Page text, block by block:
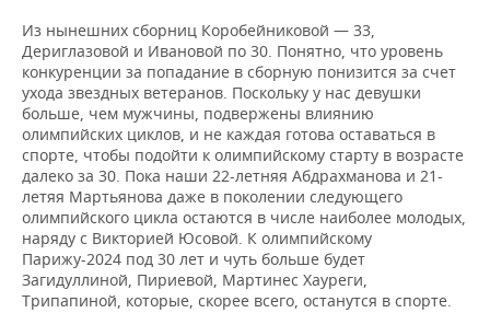
Из нынешних сборниц Коробейниковой — 33,
Дериглазовой и Ивановой по 30. Понятно, что уровень
конкуренции за попадание в сборную понизится за счет
ухода звездных ветеранов. Поскольку у нас девушки
больше, чем мужчины, подвержены влиянию
олимпийских циклов, и не каждая готова оставаться в
спорте, чтобы подойти к олимпийскому старту в возрасте
далеко за 30. Пока наши 22-летняя Абдрахманова и 21-
летяя Мартьянова даже в поколении следующего
олимпийского цикла остаются в числе наиболее молодых,
наряду с Викторией Юсовой. К олимпийскому
Парижу-2024 под 30 лет и чуть больше будет
Загидуллиной, Пириевой, Мартинес Хауреги,
Трипапиной, которые, скорее всего, останутся в спорте.